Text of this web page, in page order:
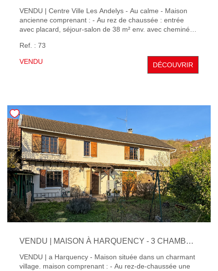
VENDU | Centre Ville Les Andelys - Au calme - Maison
ancienne comprenant : - Au rez de chaussée : entrée
avec placard, séjour-salon de 38 m² env. avec cheminée,
salle d'eau - A l'étage : palier desservant 2 belles
chambres. Belle cave voutée, terrain de 193 m² env. Les
plus : - double vitrages, - volets pvc, - chaudière gaz de
ville à condensation récente. - possibilité de rentrer la
Ref. : 73
VENDU DÉCOUVRIR
VENDU | MAISON À HARQUENCY - 3 CHAMBRES
VENDU | a Harquency - Maison située dans un charmant
village. maison comprenant : - Au rez-de-chaussée une